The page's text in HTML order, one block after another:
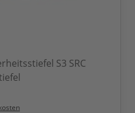
S3 SRC